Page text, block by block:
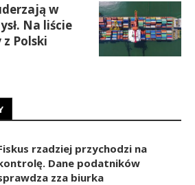
w
Na liście
Polski
rzadziej przychodzi na
Dane podatników
zza biurka